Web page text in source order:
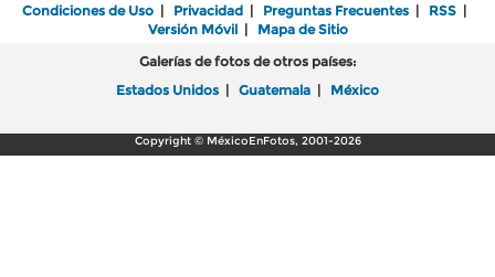
Condiciones de Uso | Privacidad | Preguntas Frecuentes | RSS |
Versión Móvil| Mapa de Sitio
Galerías de fotos de otros países:
Estados Unidos | Guatemala | México
Copyright © MéxicoEnFotos, 2001-2026